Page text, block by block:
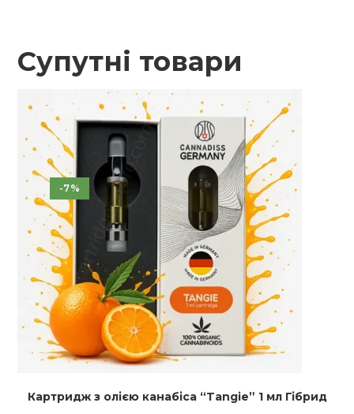
Супутні товари
-7%
Картридж з олією канабіса “Tangie” 1 мл Гібрид